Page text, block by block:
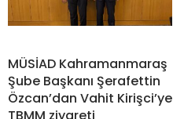
MÜSİAD Kahramanmaraş
Şube Başkanı Şerafettin
Özcan’dan Vahit Kirişci’ye